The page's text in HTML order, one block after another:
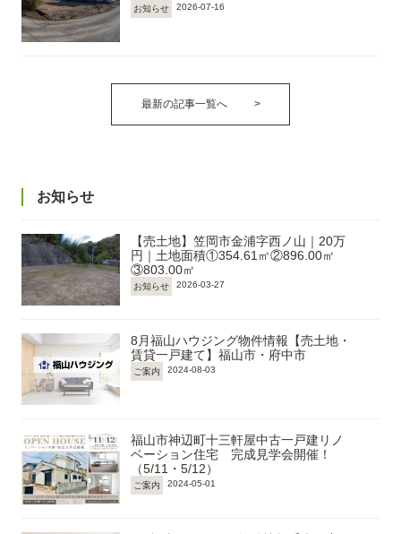
お知らせ 2026-07-16
最新の記事一覧へ >
お知らせ
【売土地】笠岡市金浦字西ノ山｜20万
円｜土地面積①354.61㎡②896.00㎡
③803.00㎡
お知らせ 2026-03-27
8月福山ハウジング物件情報【売土地・
賃貸一戸建て】福山市・府中市
ご案内 2024-08-03
福山市神辺町十三軒屋中古一戸建リノ
ベーション住宅 完成見学会開催！
（5/11・5/12）
ご案内 2024-05-01